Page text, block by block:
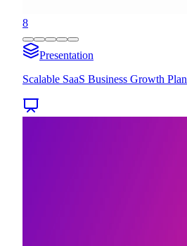
8
Presentation
Scalable SaaS Business Growth Plan